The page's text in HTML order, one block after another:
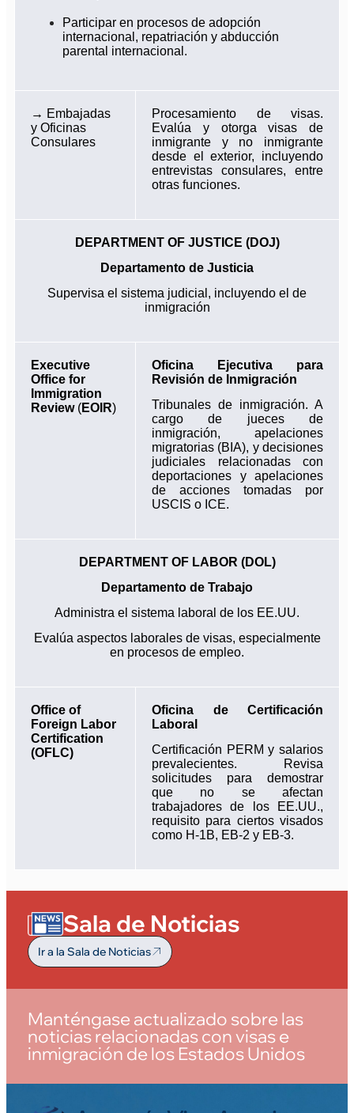
Participar en procesos de adopción
internacional, repatriación y abducción
parental internacional.
→ Embajadas
y Oficinas
Consulares
Procesamiento de visas.
Evalúa y otorga visas de
inmigrante y no inmigrante
desde el exterior, incluyendo
entrevistas consulares, entre
otras funciones.
DEPARTMENT OF JUSTICE (DOJ)
Departamento de Justicia
Supervisa el sistema judicial, incluyendo el de
inmigración
Executive
Office for
Immigration
Review(EOIR)
Oficina Ejecutiva para
Revisión de Inmigración
Tribunales de inmigración. A
cargo de jueces de
inmigración, apelaciones
migratorias (BIA), y decisiones
judiciales relacionadas con
deportaciones y apelaciones
de acciones tomadas por
USCIS o ICE.
DEPARTMENT OF LABOR (DOL)
Departamento de Trabajo
Administra el sistema laboral de los EE.UU.
Evalúa aspectos laborales de visas, especialmente
en procesos de empleo.
Office of
Foreign Labor
Certification
(OFLC)
Oficina de Certificación
Laboral
Certificación PERM y salarios
prevalecientes. Revisa
solicitudes para demostrar
que no se afectan
trabajadores de los EE.UU.,
requisito para ciertos visados
como H-1B, EB-2 y EB-3.
Sala de Noticias
Ir a la Sala de Noticias
Manténgase actualizado sobre las
noticias relacionadas con visas e
inmigración de los Estados Unidos